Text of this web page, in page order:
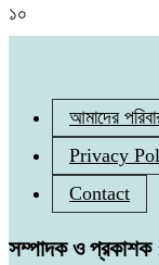
১০
আমাদের
Privacy
Contact
সম্পাদক ও প্রকাশক